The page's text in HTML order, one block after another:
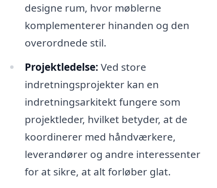
designe rum, hvor møblerne
komplementerer hinanden og den
overordnede stil.
Projektledelse: Ved store
indretningsprojekter kan en
indretningsarkitekt fungere som
projektleder, hvilket betyder, at de
koordinerer med håndværkere,
leverandører og andre interessenter
for at sikre, at alt forløber glat.